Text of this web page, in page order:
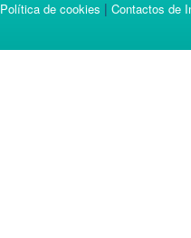
Política de cookies | Contactos de